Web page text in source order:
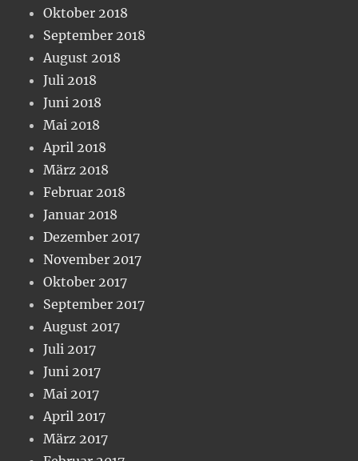
Oktober 2018
September 2018
August 2018
Juli 2018
Juni 2018
Mai 2018
April 2018
März 2018
Februar 2018
Januar 2018
Dezember 2017
November 2017
Oktober 2017
September 2017
August 2017
Juli 2017
Juni 2017
Mai 2017
April 2017
März 2017